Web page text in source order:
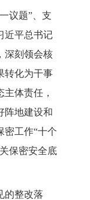
议题”、支
近平总书记
深刻领会核
转化为干事
体责任，
阵地建设和
密工作“十个
保密安全底
的整改落